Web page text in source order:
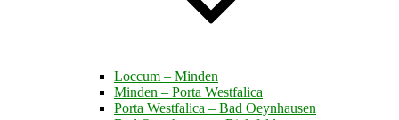
Loccum – Minden
Minden – Porta Westfalica
Porta Westfalica – Bad Oeynhausen